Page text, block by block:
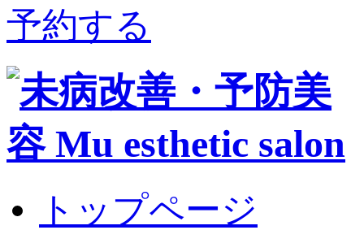
予約する
トップページ